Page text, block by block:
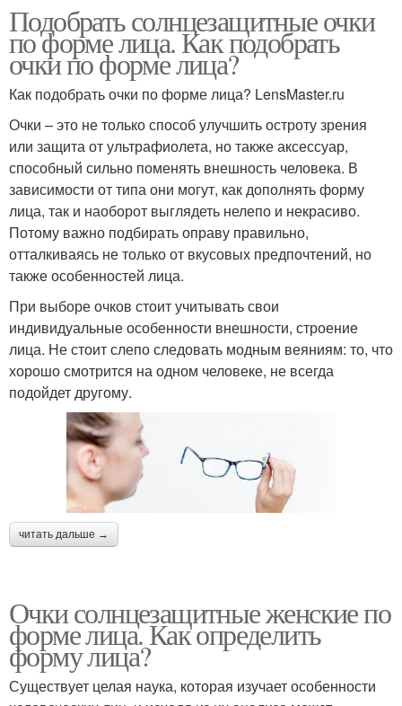
Подобрать солнцезащитные очки
по форме лица. Как подобрать
очки по форме лица?
Как подобрать очки по форме лица? LensMaster.ru
Очки – это не только способ улучшить остроту зрения
или защита от ультрафиолета, но также аксессуар,
способный сильно поменять внешность человека. В
зависимости от типа они могут, как дополнять форму
лица, так и наоборот выглядеть нелепо и некрасиво.
Потому важно подбирать оправу правильно,
отталкиваясь не только от вкусовых предпочтений, но
также особенностей лица.
При выборе очков стоит учитывать свои
индивидуальные особенности внешности, строение
лица. Не стоит слепо следовать модным веяниям: то, что
хорошо смотрится на одном человеке, не всегда
подойдет другому.
читать дальше →
Очки солнцезащитные женские по
форме лица. Как определить
форму лица?
Существует целая наука, которая изучает особенности